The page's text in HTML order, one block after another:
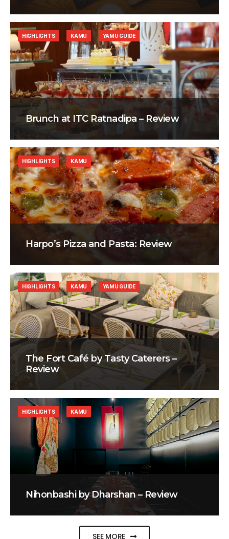
Brunch at ITC Ratnadipa – Review
HIGHLIGHTS KAMU YAMU GUIDE
Harpo’s Pizza and Pasta: Review
HIGHLIGHTS KAMU
The Fort Café by Tasty Caterers –
Review
HIGHLIGHTS KAMU YAMU GUIDE
Nihonbashi by Dharshan – Review
HIGHLIGHTS KAMU
SEE MORE